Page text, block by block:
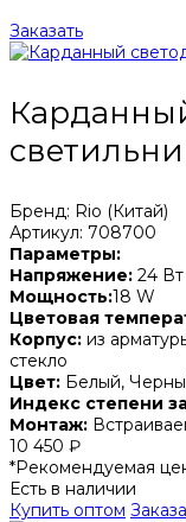
Заказать
Бренд: Rio (Китай)
Артикул: 708700
Параметры:
Напряжение: 24 Вт
Мощность:18 W
Цветовая
Корпус: из
стекло
Цвет: Белый,
Индекс степени
Монтаж:
10 450 ₽
*Рекомендуемая
Есть в наличии
Купить оптом